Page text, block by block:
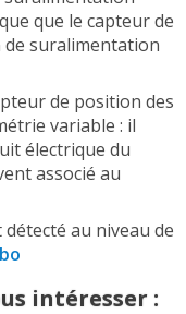
que le capteur de
de suralimentation
de position des
variable : il
électrique du
associé au
détecté au niveau de
intéresser :